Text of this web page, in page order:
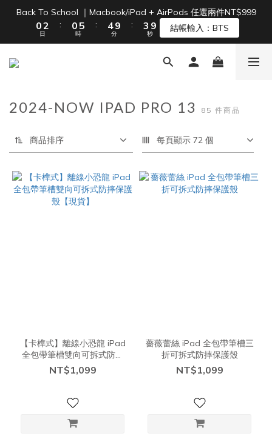
單筆滿 NT$1500 即享免運 🚚
Back To School ｜Macbook/iPad + AirPods 任選兩件NT$999
1
0
3
2
1
日
:
1
0
6
5
4
時
:
5
4
3
9
8
3
分
:
4
3
2
9
8
7
2
秒
結帳輸入：BTS
單筆滿 NT$1500 即享免運 🚚
2024-NOW IPAD PRO 13 85 件商品
商品排序 每頁顯示 72 個
【卡榫式】離線小恐龍 iPad
全包帶筆槽雙向可拆式防摔
保護殼【現貨】
NT$1,099
薔薇蕾絲 iPad 全包帶筆槽三
折可拆式防摔保護殼
NT$1,099